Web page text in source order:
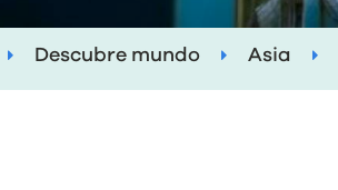
Descubre mundo Asia